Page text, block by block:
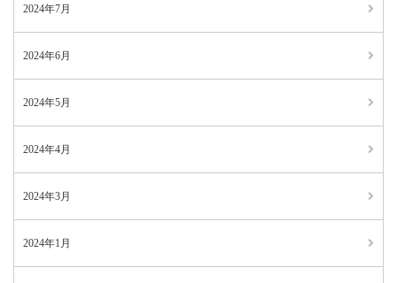
2024年7月
2024年6月
2024年5月
2024年4月
2024年3月
2024年1月